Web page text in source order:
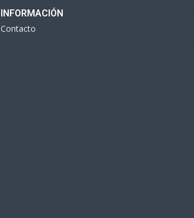
INFORMACIÓN
Contacto